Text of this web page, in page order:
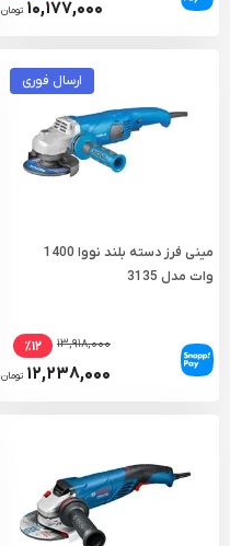
۱۰,۱۷۷,۰۰۰ تومان
ارسال فوری
مینی فرز دسته بلند نووا 1400
وات مدل 3135
۱۳,۹۱۸,۰۰۰ ٪۱۲
۱۲,۲۳۸,۰۰۰ تومان